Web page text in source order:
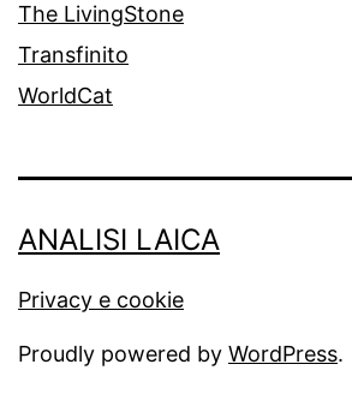
The LivingStone
Transfinito
WorldCat
ANALISI LAICA
Privacy e cookie
Proudly powered by WordPress.